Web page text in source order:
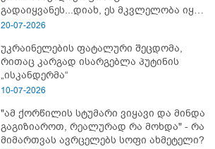
გადაიყვანეს...დიახ, ეს მკვლელობა იყო"
- გორში დატრიალებული ტრაგედიის
20-07-2026
უკრაინელების ფატალური შეცდომა,
რითაც კარგად ისარგებლა პუტინის
„ისკანდერმა“
10-07-2026
"ამ ქორწილის სტუმარი ვიყავი და მინდა
გაგიზიაროთ, რეალურად რა მოხდა" - რა
მიმართვას ავრცელებს სოფი ახმეტელი?